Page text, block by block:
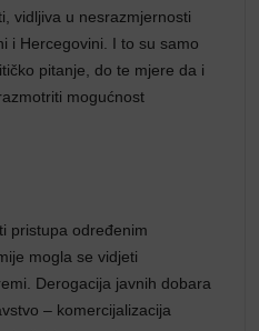
vidljiva u nesrazmjernosti
i Hercegovini. I to su samo
pitanje, do te mjere da i
mogućnost
pristupa određenim
mogla se vidjeti
Derogacija javnih dobara
– komercijalizacija